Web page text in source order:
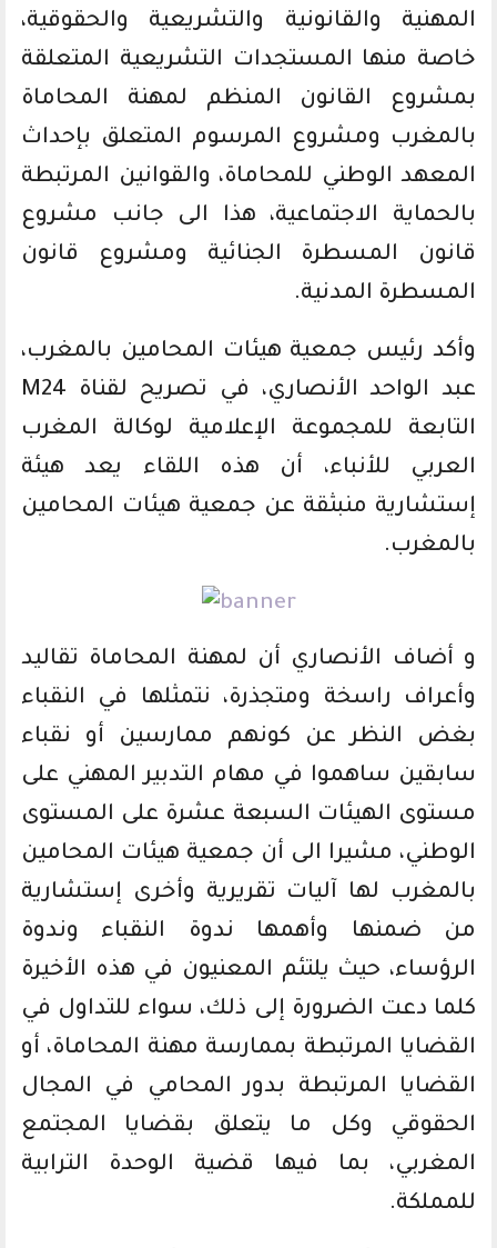
المهنية والقانونية والتشريعية والحقوقية،
خاصة منها المستجدات التشريعية المتعلقة
بمشروع القانون المنظم لمهنة المحاماة
بالمغرب ومشروع المرسوم المتعلق بإحداث
المعهد الوطني للمحاماة، والقوانين المرتبطة
بالحماية الاجتماعية، هذا الى جانب مشروع
قانون المسطرة الجنائية ومشروع قانون
المسطرة المدنية.
وأكد رئيس جمعية هيئات المحامين بالمغرب،
عبد الواحد الأنصاري، في تصريح لقناة M24
التابعة للمجموعة الإعلامية لوكالة المغرب
العربي للأنباء، أن هذه اللقاء يعد هيئة
إستشارية منبثقة عن جمعية هيئات المحامين
بالمغرب.
و أضاف الأنصاري أن لمهنة المحاماة تقاليد
وأعراف راسخة ومتجذرة، نتمثلها في النقباء
بغض النظر عن كونهم ممارسين أو نقباء
سابقين ساهموا في مهام التدبير المهني على
مستوى الهيئات السبعة عشرة على المستوى
الوطني، مشيرا الى أن جمعية هيئات المحامين
بالمغرب لها آليات تقريرية وأخرى إستشارية
من ضمنها وأهمها ندوة النقباء وندوة
الرؤساء، حيث يلتئم المعنيون في هذه الأخيرة
كلما دعت الضرورة إلى ذلك، سواء للتداول في
القضايا المرتبطة بممارسة مهنة المحاماة، أو
القضايا المرتبطة بدور المحامي في المجال
الحقوقي وكل ما يتعلق بقضايا المجتمع
المغربي، بما فيها قضية الوحدة الترابية
للمملكة.